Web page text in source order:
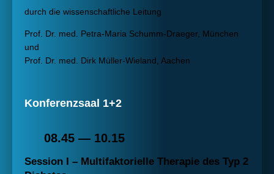
durch die wissenschaftliche Leitung
Prof. Dr. med. Petra-Maria Schumm-Draeger, München
und
Prof. Dr. med. Dirk Müller-Wieland, Aachen
Konferenzsaal 1+2
08.45 — 10.15
Session I – Multifaktorielle Therapie des Typ 2